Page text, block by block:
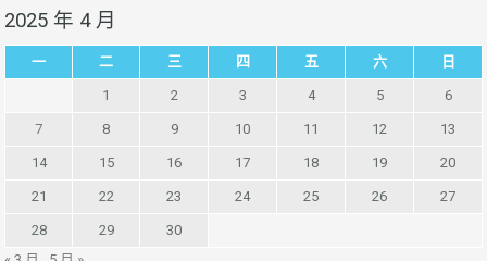
2025 年 4 月
一 二 三 四 五 六 日
1 2 3 4 5 6
7 8 9 10 11 12 13
14 15 16 17 18 19 20
21 22 23 24 25 26 27
28 29
30